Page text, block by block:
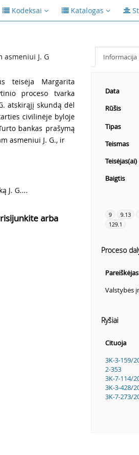
Kodeksai Katalogas
asmeniui J. G
teisėja Margarita
proceso tvarka
atskirąjį skundą dėl
civilinėje byloje
bankas prašymą
asmeniui J. G., ir
J. G....
arba
Informacija
Data
Rūšis
Tipas
Teismas
Teisėjas(ai)
Baigtis
9 9.13
129.1
Proceso
Pareiškėjas
Valstybės
Ryšiai
Cituoja
3K-3-159/
2-353
3K-7-114/
3K-3-428/
3K-7-273/